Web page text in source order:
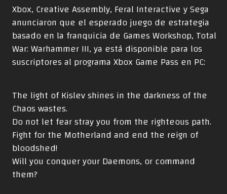
Xbox, Creative Assembly, Feral Interactive y Sega
anunciaron que el esperado juego de estrategia
basado en la franquicia de Games Workshop, Total
War: Warhammer III, ya está disponible para los
suscriptores al programa Xbox Game Pass en PC:
The light of Kislev shines in the darkness of the
Chaos wastes.
Do not let fear stray you from the righteous path.
Fight for the Motherland and end the reign of
bloodshed!
Will you conquer your Daemons, or command
them?